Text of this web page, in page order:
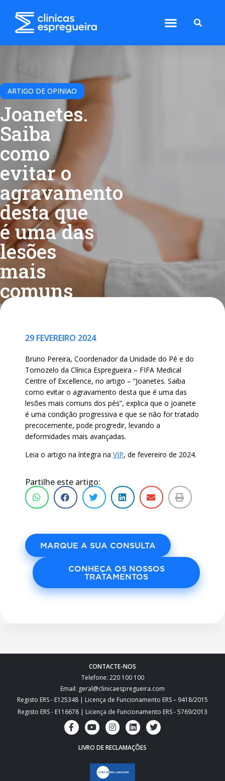
ARTIGO DE OPINIAO
Joanetes.
Saiba
como
evitar o
agravamento
desta que
é uma das
lesões
mais
comuns
dos pés
29 FEVEREIRO 2024
Bruno Pereira, Coordenador da Unidade do Pé e do
Tornozelo da Clínica Espregueira – FIFA Medical
Centre of Excellence, no artigo – “Joanetes. Saiba
como evitar o agravamento desta que é uma das
lesões mais comuns dos pés”, explica que o joanete
é uma condição progressiva e que se não for tratado
precocemente, pode progredir, levando a
deformidades mais avançadas.
Leia o artigo na íntegra na VIP, de fevereiro de 2024.
Partilhe este artigo:
MARQUE A SUA CONSULTA
CONHEÇA OS NOSSOS
TRATAMENTOS
CONTACTE-NOS
Telefone: 220 100 100
Email: geral@clinicaespregueira.com
Registo ERS - E125348 | Licença de Funcionamento ERS – 9418/2015
Registo ERS - E116678 | Licença de Funcionamento ERS - 5769/2013
LIVRO DE RECLAMAÇÕES